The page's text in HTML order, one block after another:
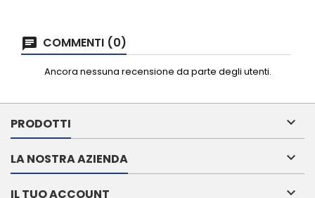
COMMENTI (0)
Ancora nessuna recensione da parte degli utenti.
PRODOTTI 
LA NOSTRA AZIENDA 
IL TUO ACCOUNT 